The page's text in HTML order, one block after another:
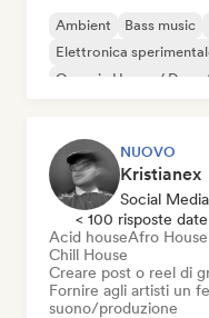
Ambient Bass music
Elettronica
Organic House /
NUOVO
Kristianex
Social
< 100 risposte date
Acid houseAfro
Chill House
Creare post o reel di
Fornire agli artisti un
suono/produzione